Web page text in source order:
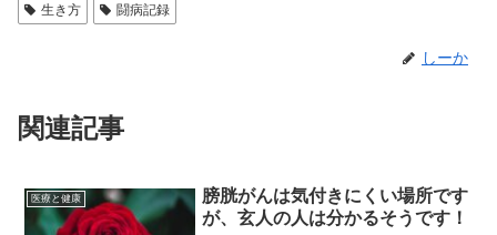
生き方
闘病記録
しーか
関連記事
医療と健康
膀胱がんは気付きにくい場所です
が、玄人の人は分かるそうです！